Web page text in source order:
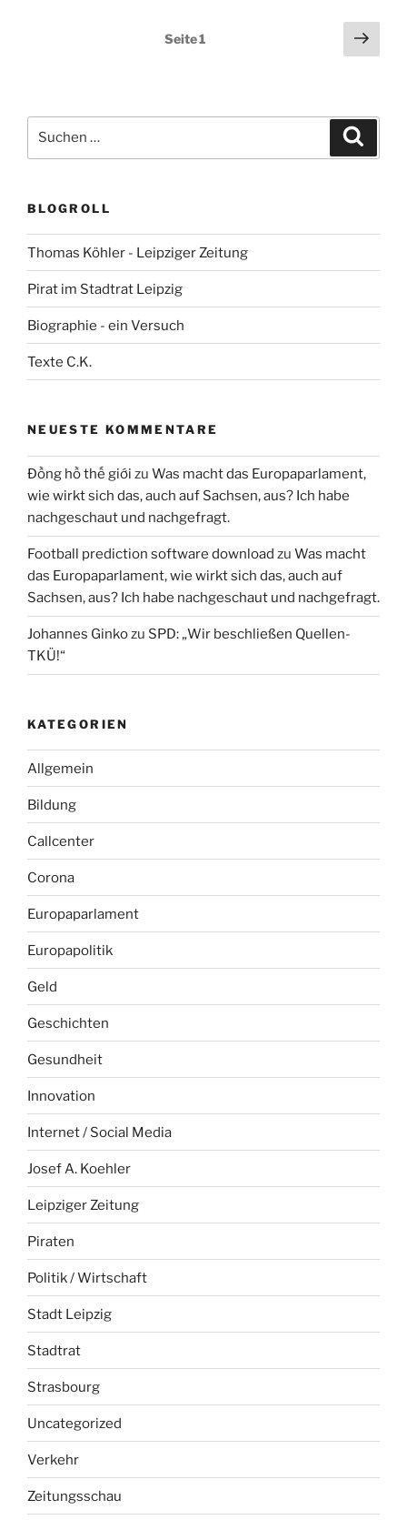
Seitennummerierung
Seite1
nach:
BLOGROLL
Thomas Köhler - Leipziger Zeitung
Pirat im Stadtrat Leipzig
Biographie - ein Versuch
Texte C.K.
NEUESTE KOMMENTARE
Đồng hồ thế giới zu Was macht das Europaparlament,
wie wirkt sich das, auch auf Sachsen, aus? Ich habe
nachgeschaut und nachgefragt.
Football prediction software download zu Was macht
das Europaparlament, wie wirkt sich das, auch auf
Sachsen, aus? Ich habe nachgeschaut und nachgefragt.
Johannes Ginkozu SPD: „Wir beschließen Quellen-
TKÜ!“
KATEGORIEN
Allgemein
Bildung
Callcenter
Corona
Europaparlament
Europapolitik
Geld
Geschichten
Gesundheit
Innovation
Internet / Social Media
Josef A. Koehler
Leipziger Zeitung
Piraten
Politik / Wirtschaft
Stadt Leipzig
Stadtrat
Strasbourg
Uncategorized
Verkehr
Zeitungsschau